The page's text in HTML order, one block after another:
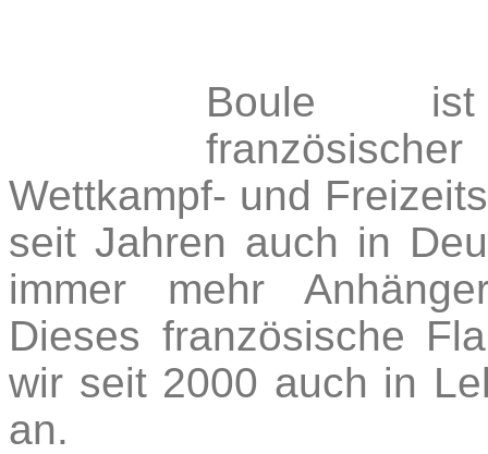
Boule
französischer
Wettkampf- und
seit Jahren auch in
immer mehr
Dieses französische
wir seit 2000 auch in
an.